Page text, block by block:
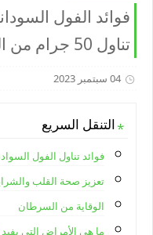
فوائد الفول
تناول 50 جرام من الفول السوداني يوميا ؟؟
04 سبتمبر 2023
التنقل السريع
فوائد تناول الفول
تعزيز صحة القلب
الوقاية من السرطان
ما هي الأمراض التي